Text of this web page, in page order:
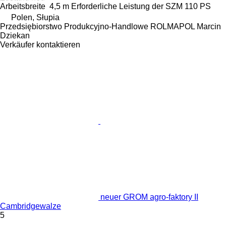
Arbeitsbreite 4,5 m Erforderliche Leistung der SZM 110 PS
Polen, Słupia
Przedsiębiorstwo Produkcyjno-Handlowe ROLMAPOL Marcin
Dziekan
Verkäufer kontaktieren
neuer GROM agro-faktory II
Cambridgewalze
5